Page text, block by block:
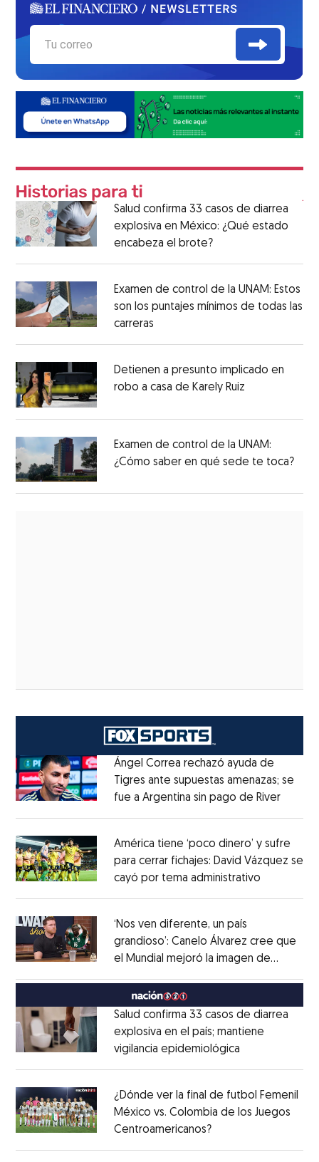
Salud confirma 33 casos de diarrea
explosiva en México: ¿Qué estado
encabeza el brote?
Examen de control de la UNAM: Estos
son los puntajes mínimos de todas las
carreras
Detienen a presunto implicado en
robo a casa de Karely Ruiz
Examen de control de la UNAM:
¿Cómo saber en qué sede te toca?
Ángel Correa rechazó ayuda de
Tigres ante supuestas amenazas; se
fue a Argentina sin pago de RiverOpens
América tiene ‘poco dinero’ y sufre
para cerrar fichajes: David Vázquez se
cayó por tema administrativo
‘Nos ven diferente, un país
grandioso’: Canelo Álvarez cree que
el Mundial mejoró la imagen de
MéxicoOpens in new window
Salud confirma 33 casos de diarrea
explosiva en el país; mantiene
vigilancia epidemiológica
¿Dónde ver la final de futbol Femenil
México vs. Colombia de los Juegos
Centroamericanos?Opens in new